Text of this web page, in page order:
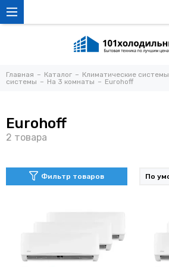
Главная Каталог Климатические системы
системы
На 3 комнаты Eurohoff
Eurohoff
Фильтр товаров